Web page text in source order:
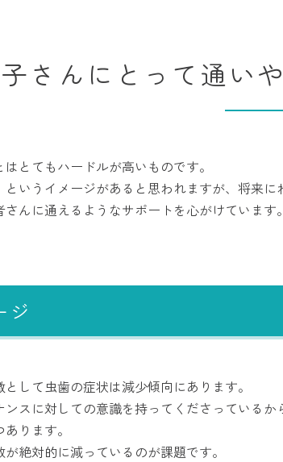
さんにとって通い
とてもハードルが高いものです。
いうイメージがあると思われますが、将来
んに通えるようなサポートを心がけています。
ジ
して虫歯の症状は減少傾向にあります。
スに対しての意識を持ってくださっているか
ります。
絶対的に減っているのが課題です。